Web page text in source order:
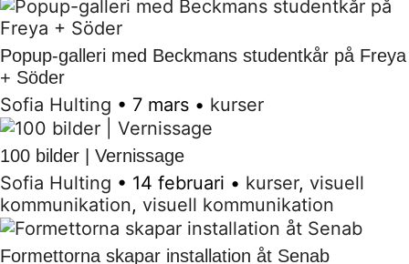
Popup-galleri med Beckmans studentkår på Freya
+ Söder
Sofia Hulting • 7 mars • kurser
100 bilder | Vernissage
Sofia Hulting • 14 februari • kurser, visuell
kommunikation, visuell kommunikation
Formettorna skapar installation åt Senab